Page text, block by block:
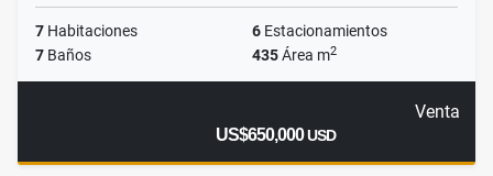
7 Habitaciones 6 Estacionamientos
7 Baños 435Área m2
Venta
US$650,000USD